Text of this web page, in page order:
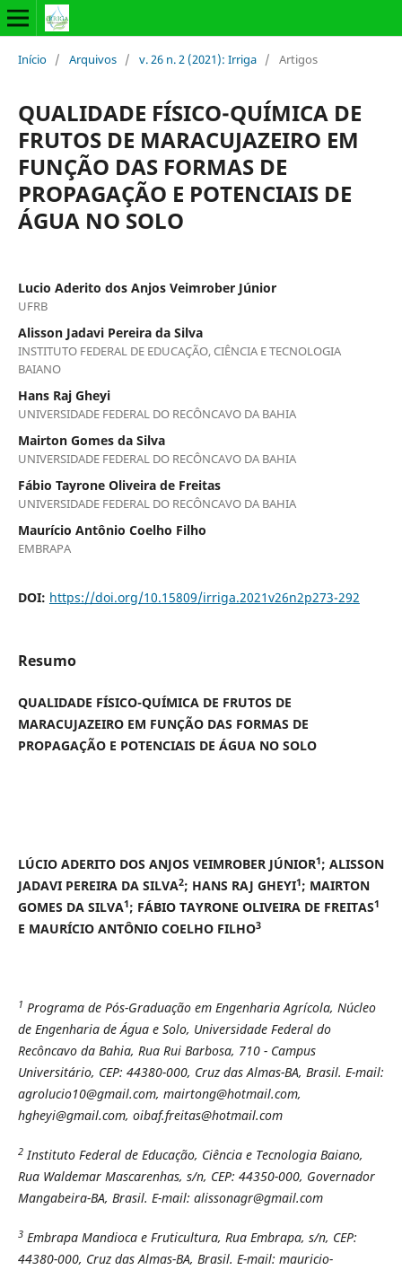
Início / Arquivos / v. 26 n. 2 (2021): Irriga / Artigos
QUALIDADE FÍSICO-QUÍMICA DE
FRUTOS DE MARACUJAZEIRO EM
FUNÇÃO DAS FORMAS DE
PROPAGAÇÃO E POTENCIAIS DE
ÁGUA NO SOLO
Lucio Aderito dos Anjos Veimrober Júnior
UFRB
Alisson Jadavi Pereira da Silva
INSTITUTO FEDERAL DE EDUCAÇÃO, CIÊNCIA E TECNOLOGIA
BAIANO
Hans Raj Gheyi
UNIVERSIDADE FEDERAL DO RECÔNCAVO DA BAHIA
Mairton Gomes da Silva
UNIVERSIDADE FEDERAL DO RECÔNCAVO DA BAHIA
Fábio Tayrone Oliveira de Freitas
UNIVERSIDADE FEDERAL DO RECÔNCAVO DA BAHIA
Maurício Antônio Coelho Filho
EMBRAPA
DOI: https://doi.org/10.15809/irriga.2021v26n2p273-292
Resumo
QUALIDADE FÍSICO-QUÍMICA DE FRUTOS DE
MARACUJAZEIRO EM FUNÇÃO DAS FORMAS DE
PROPAGAÇÃO E POTENCIAIS DE ÁGUA NO SOLO
LÚCIO ADERITO DOS ANJOS VEIMROBER JÚNIOR1; ALISSON
JADAVI PEREIRA DA SILVA2; HANS RAJ GHEYI1; MAIRTON
GOMES DA SILVA1; FÁBIO TAYRONE OLIVEIRA DE FREITAS1
E MAURÍCIO ANTÔNIO COELHO FILHO3
1 Programa de Pós-Graduação em Engenharia Agrícola, Núcleo
de Engenharia de Água e Solo, Universidade Federal do
Recôncavo da Bahia, Rua Rui Barbosa, 710 - Campus
Universitário, CEP: 44380-000, Cruz das Almas-BA, Brasil. E-mail:
agrolucio10@gmail.com, mairtong@hotmail.com,
hgheyi@gmail.com, oibaf.freitas@hotmail.com
2Instituto Federal de Educação, Ciência e Tecnologia Baiano,
Rua Waldemar Mascarenhas, s/n, CEP: 44350-000, Governador
Mangabeira-BA, Brasil. E-mail: alissonagr@gmail.com
3Embrapa Mandioca e Fruticultura, Rua Embrapa, s/n, CEP:
44380-000, Cruz das Almas-BA, Brasil. E-mail: mauricio-